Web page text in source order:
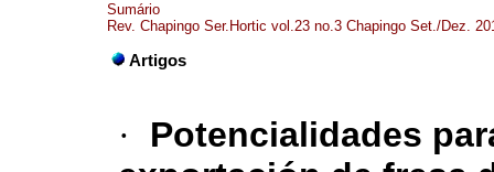
Sumário
Rev. Chapingo Ser.Hortic vol.23 no.3 Chapingo Set./Dez.
Artigos
·
Potencialidades